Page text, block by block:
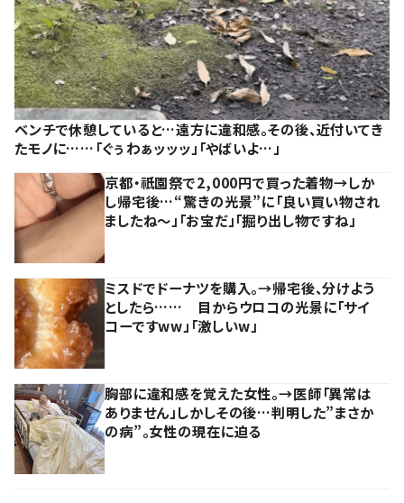
ベンチで休憩していると…遠方に違和感。その後、近付いてき
たモノに……「ぐぅわぁッッッ」「やばいよ…」
京都・祇園祭で2,000円で買った着物→しか
し帰宅後…“驚きの光景”に「良い買い物され
ましたね～」「お宝だ」「掘り出し物ですね」
ミスドでドーナツを購入。→帰宅後、分けよう
としたら…… 目からウロコの光景に「サイ
コーですww」「激しいw」
胸部に違和感を覚えた女性。→医師「異常は
ありません」しかしその後…判明した”まさか
の病”。女性の現在に迫る